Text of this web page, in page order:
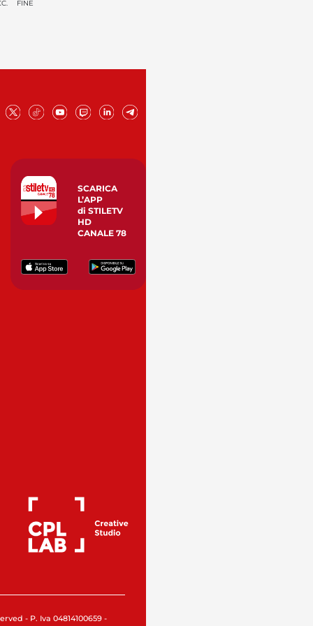
FINE
SCARICA
L’APP
di STILETV
HD
CANALE 78
- P. Iva 04814100659 -